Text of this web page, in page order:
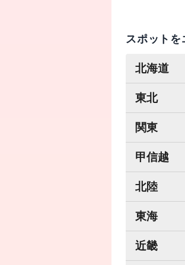
スポット
北海道
東北
関東
甲信越
北陸
東海
近畿